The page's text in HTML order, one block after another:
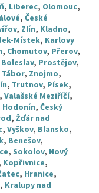
, Liberec, Olomouc,
, České
, Zlín, Kladno,
Místek, Karlovy
, Chomutov, Přerov,
, Prostějov,
Tábor, Znojmo,
, Trutnov, Písek,
, Valašské Meziříčí,
Hodonín, Český
, Žďár nad
, Vyškov, Blansko,
, Benešov,
, Sokolov, Nový
Kopřivnice,
, Hranice,
, Kralupy nad